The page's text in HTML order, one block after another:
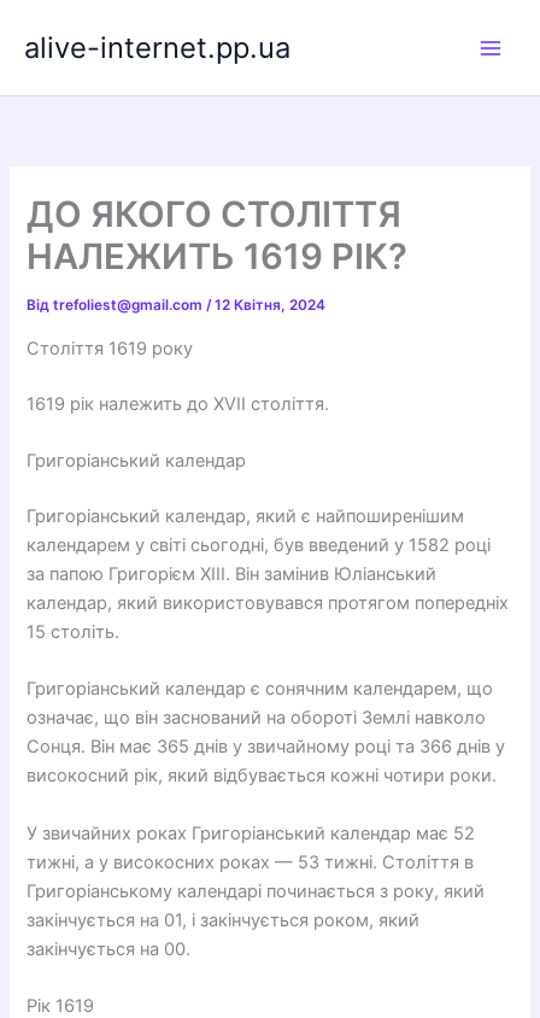
alive-internet.pp.ua
ДО ЯКОГО СТОЛІТТЯ
НАЛЕЖИТЬ 1619 РІК?
Відtrefoliest@gmail.com/12 Квітня, 2024
Століття 1619 року
1619 рік належить до XVII століття.
Григоріанський календар
Григоріанський календар, який є найпоширенішим
календарем у світі сьогодні, був введений у 1582 році
за папою Григорієм XIII. Він замінив Юліанський
календар, який використовувався протягом попередніх
15 століть.
Григоріанський календар є сонячним календарем, що
означає, що він заснований на обороті Землі навколо
Сонця. Він має 365 днів у звичайному році та 366 днів у
високосний рік, який відбувається кожні чотири роки.
У звичайних роках Григоріанський календар має 52
тижні, а у високосних роках — 53 тижні. Століття в
Григоріанському календарі починається з року, який
закінчується на 01, і закінчується роком, який
закінчується на 00.
Рік 1619